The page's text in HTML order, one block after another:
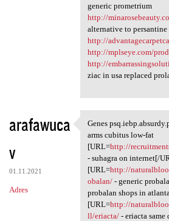
generic prometrium
http://
alternative to persantine
http://
http://mplseye.com/
http://
ziac in usa replaced
arafawuca
v
01.11.2021
Adres
Genes
Genes
arms cubitus low-fat
[URL=http://
- suhagra on internet[/
[URL=http://
obalan/- generic
probalan shops in atlanta
[URL=http://
ll/eriacta/- eriacta same